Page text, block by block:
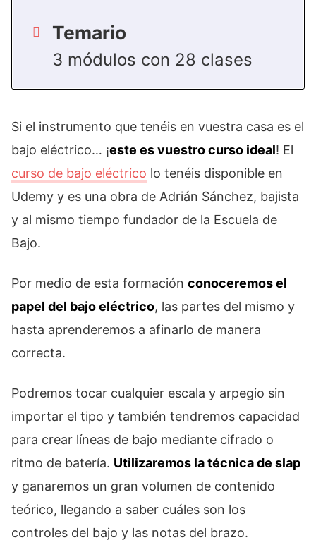
Temario
3 módulos con 28 clases
Si el instrumento que tenéis en vuestra casa es el
bajo eléctrico… ¡este es vuestro curso ideal! El
curso de bajo eléctrico lo tenéis disponible en
Udemy y es una obra de Adrián Sánchez, bajista
y al mismo tiempo fundador de la Escuela de
Bajo.
Por medio de esta formación conoceremos el
papel del bajo eléctrico, las partes del mismo y
hasta aprenderemos a afinarlo de manera
correcta.
Podremos tocar cualquier escala y arpegio sin
importar el tipo y también tendremos capacidad
para crear líneas de bajo mediante cifrado o
ritmo de batería. Utilizaremos la técnica de slap
y ganaremos un gran volumen de contenido
teórico, llegando a saber cuáles son los
controles del bajo y las notas del brazo.